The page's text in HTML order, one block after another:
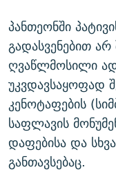
პანთეონში
გადასვენებით
ღვაწლმოსილი
უკვდავსაყოფად
კენოტაფების
საფლავის
დაფებისა და
განთავსებაც.